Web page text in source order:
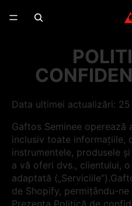
Data ultimei actualizări:
Gaftos Seminee operează
inclusiv toate informațiile,
instrumentele, produsele
a vă oferi dvs., clientului,
adaptată
de Shopify, permițându-
Prezenta Politică de